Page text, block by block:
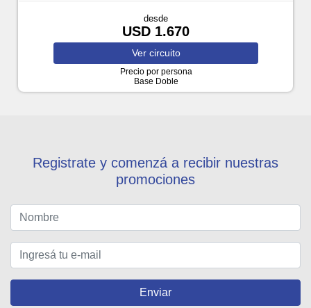
desde
USD 1.670
Ver circuito
Precio por persona
Base Doble
Registrate y comenzá a recibir nuestras
promociones
Enviar